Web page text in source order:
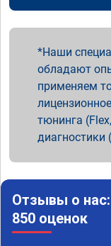
Наши
обладают
применяем
тюнинга
диагностики
Отзывы о нас:
850 оценок